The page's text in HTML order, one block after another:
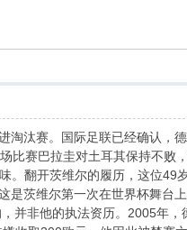
汰赛。国际足联已经确认，
比赛巴拉圭对土耳其保持不败
。翻开茨维尔的履历，这位49
茨维尔第一次在世界杯舞台
非他的执法资历。2005年，